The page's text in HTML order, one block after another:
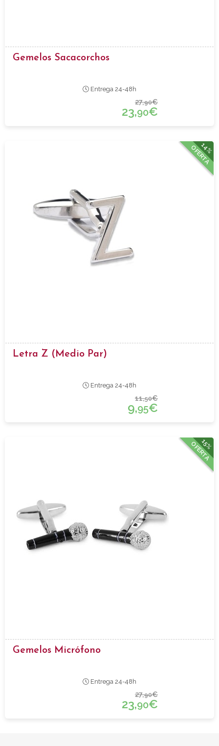
Gemelos Sacacorchos
Entrega 24-48h
27,90€
23,90€
14%
OFERTA
Letra Z (medio Par)
Entrega 24-48h
11,50€
9,95€
15%
OFERTA
Gemelos Micrófono
Entrega 24-48h
27,90€
23,90€